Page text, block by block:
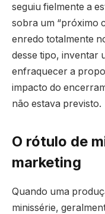
seguiu fielmente a
sobra um “próximo
enredo totalmente
desse tipo, inventar
enfraquecer a
impacto do
não estava previsto.
O rótulo de
marketing
Quando uma
minissérie,